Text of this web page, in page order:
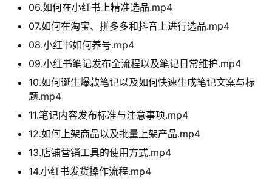
06.如何在小红书上精准选品.mp4
07.如何在淘宝、拼多多和抖音上进行选品.mp4
08.小红书如何养号.mp4
09.小红书笔记发布全流程以及笔记日常维护.mp4
10.如何诞生爆款笔记以及如何快速生成笔记文案与标
题.mp4
11.笔记内容发布标准与注意事项.mp4
12.如何上架商品以及批量上架产品.mp4
13.店铺营销工具的使用方式.mp4
14.小红书发货操作流程.mp4